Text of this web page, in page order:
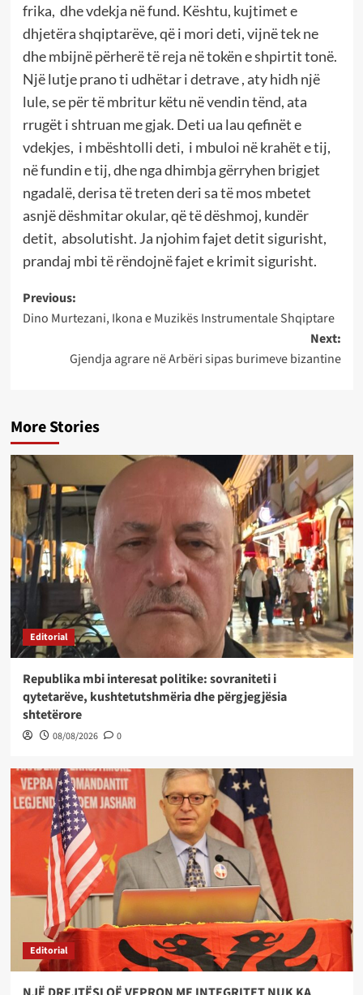
frika, dhe vdekja në fund. Kështu, kujtimet e
dhjetëra shqiptarëve, që i mori deti, vijnë tek ne
dhe mbijnë përherë të reja në tokën e shpirtit tonë.
Një lutje prano ti udhëtar i detrave , aty hidh një
lule, se për të mbritur këtu në vendin tënd, ata
rrugët i shtruan me gjak. Deti ua lau qefinët e
vdekjes, i mbështolli deti, i mbuloi në krahët e tij,
në fundin e tij, dhe nga dhimbja gërryhen brigjet
ngadalë, derisa të treten deri sa të mos mbetet
asnjë dëshmitar okular, që të dëshmoj, kundër
detit, absolutisht. Ja njohim fajet detit sigurisht,
prandaj mbi të rëndojnë fajet e krimit sigurisht.
Post
navigation
Previous:
Dino Murtezani, Ikona e Muzikës Instrumentale Shqiptare
Next:
Gjendja agrare në Arbëri sipas burimeve bizantine
More Stories
Editorial
Republika mbi interesat politike: sovraniteti i
qytetarëve, kushtetutshmëria dhe përgjegjësia
shtetërore
08/08/2026 0
Editorial